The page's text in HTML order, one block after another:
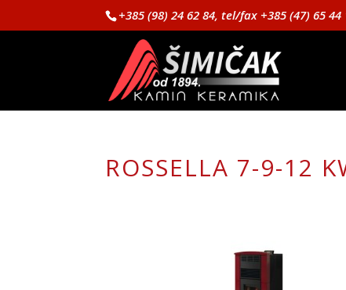
+385 (98) 24 62 84, tel/fax +385 (47) 65 44
ROSSELLA 7-9-12